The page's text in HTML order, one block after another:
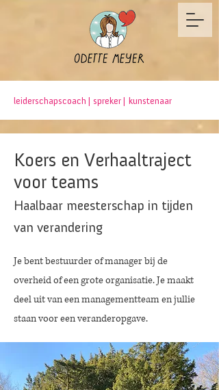
leiderschapscoach | spreker | kunstenaar
Koers en Verhaaltraject
voor teams
Haalbaar meesterschap in tijden
van verandering
Je bent bestuurder of manager bij de
overheid of een grote organisatie. Je maakt
deel uit van een managementteam en jullie
staan voor een veranderopgave.